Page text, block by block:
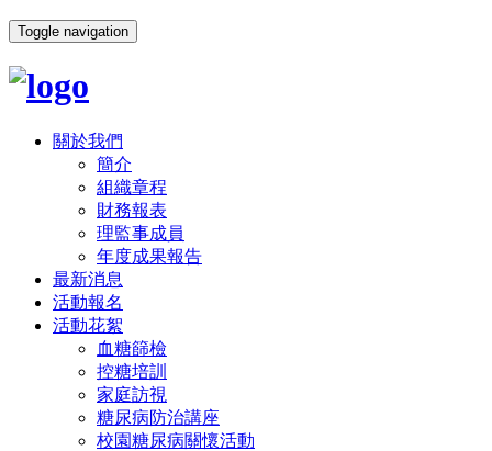
Toggle navigation
關於我們
簡介
組織章程
財務報表
理監事成員
年度成果報告
最新消息
活動報名
活動花絮
血糖篩檢
控糖培訓
家庭訪視
糖尿病防治講座
校園糖尿病關懷活動